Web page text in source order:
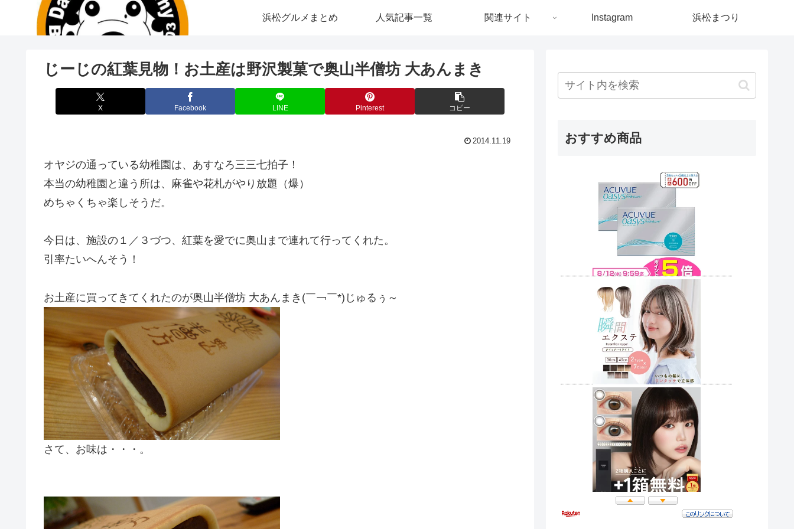
浜松グルメまとめ 人気記事一覧 関連サイト Instagram 浜松まつり
じーじの紅葉見物！お土産は野沢製菓で奥山半僧坊 大あんまき
X Facebook LINE Pinterest コピー
2014.11.19
オヤジの通っている幼稚園は、あすなろ三三七拍子！
本当の幼稚園と違う所は、麻雀や花札がやり放題（爆）
めちゃくちゃ楽しそうだ。
今日は、施設の１／３づつ、紅葉を愛でに奥山まで連れて行ってくれた。
引率たいへんそう！
お土産に買ってきてくれたのが奥山半僧坊 大あんまき(￣￢￣*)じゅるぅ～
さて、お味は・・・。
おすすめ商品